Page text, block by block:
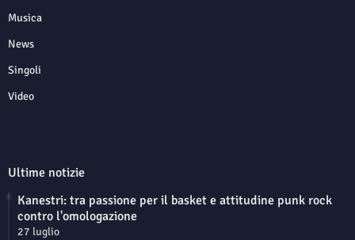
Musica
News
Singoli
Video
Ultime notizie
Kanestri: tra passione per il basket e attitudine punk rock
contro l'omologazione
27 luglio